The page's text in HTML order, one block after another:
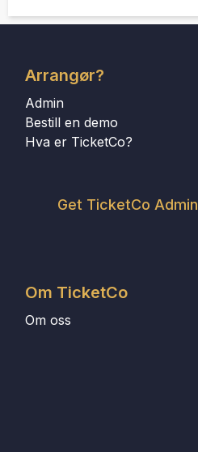
Arrangør?
Admin
Bestill en demo
Hva er TicketCo?
Get TicketCo Admin
Om TicketCo
Om oss